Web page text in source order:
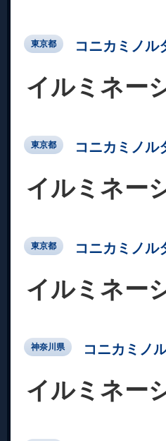
東京都 コニカミノル
イルミネー
東京都 コニカミノル
イルミネー
東京都 コニカミノ
イルミネー
神奈川県 コニカミノ
イルミネー